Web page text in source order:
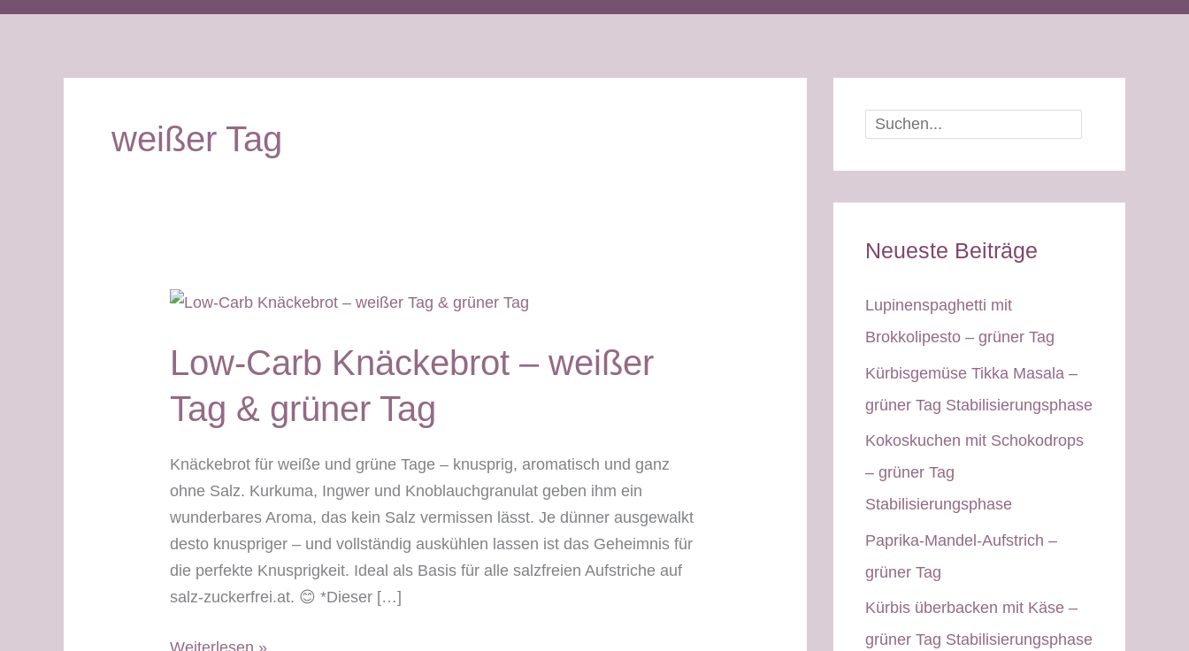
weißer Tag
Low-Carb Knäckebrot – weißer
Tag & grüner Tag
Knäckebrot für weiße und grüne Tage – knusprig, aromatisch und ganz
ohne Salz. Kurkuma, Ingwer und Knoblauchgranulat geben ihm ein
wunderbares Aroma, das kein Salz vermissen lässt. Je dünner ausgewalkt
desto knuspriger – und vollständig auskühlen lassen ist das Geheimnis für
die perfekte Knusprigkeit. Ideal als Basis für alle salzfreien Aufstriche auf
salz-zuckerfrei.at. 😊 *Dieser […]
Low-
Weiterlesen »
Suchen
Neueste Beiträge
Lupinenspaghetti mit
Brokkolipesto – grüner Tag
Kürbisgemüse Tikka Masala –
grüner Tag Stabilisierungsphase
Kokoskuchen mit Schokodrops
– grüner Tag
Stabilisierungsphase
Paprika-Mandel-Aufstrich –
grüner Tag
Kürbis überbacken mit Käse –
grüner Tag Stabilisierungsphase